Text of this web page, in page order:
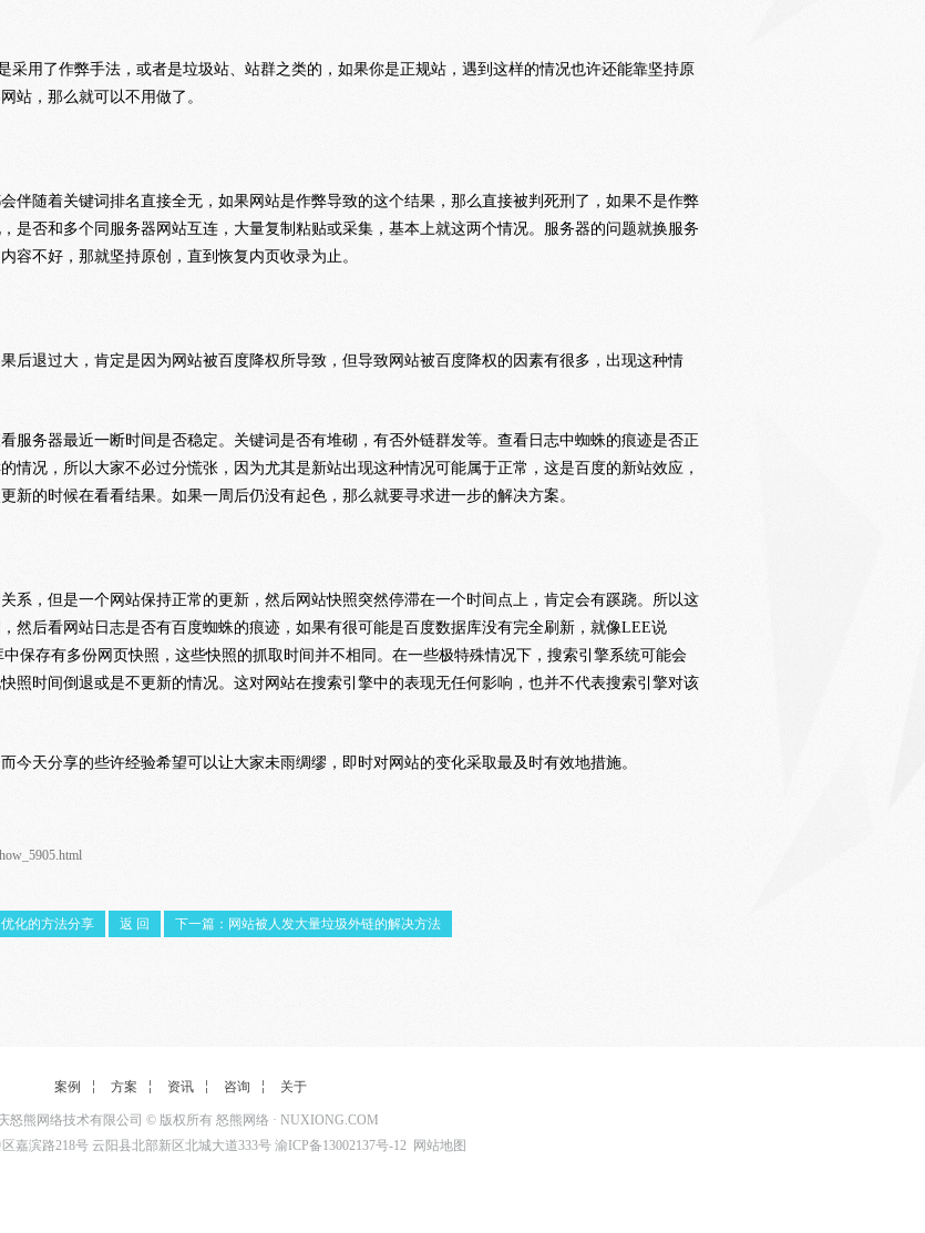
采用了作弊手法，或者是垃圾站、站群之类的，如果你是正规站，遇到这样的情况也许还能靠坚持原
站，那么就可以不用做了。
伴随着关键词排名直接全无，如果网站是作弊导致的这个结果，那么直接被判死刑了，如果不是作弊
是否和多个同服务器网站互连，大量复制粘贴或采集，基本上就这两个情况。服务器的问题就换服务
容不好，那就坚持原创，直到恢复内页收录为止。
后退过大，肯定是因为网站被百度降权所导致，但导致网站被百度降权的因素有很多，出现这种情
服务器最近一断时间是否稳定。关键词是否有堆砌，有否外链群发等。查看日志中蜘蛛的痕迹是否正
情况，所以大家不必过分慌张，因为尤其是新站出现这种情况可能属于正常，这是百度的新站效应，
新的时候在看看结果。如果一周后仍没有起色，那么就要寻求进一步的解决方案。
系，但是一个网站保持正常的更新，然后网站快照突然停滞在一个时间点上，肯定会有蹊跷。所以这
然后看网站日志是否有百度蜘蛛的痕迹，如果有很可能是百度数据库没有完全刷新，就像LEE说
保存有多份网页快照，这些快照的抓取时间并不相同。在一些极特殊情况下，搜索引擎系统可能会
照时间倒退或是不更新的情况。这对网站在搜索引擎中的表现无任何影响，也并不代表搜索引擎对该
今天分享的些许经验希望可以让大家未雨绸缪，即时对网站的变化采取最及时有效地措施。
化的方法分享 返 回 下一篇：网站被人发大量垃圾外链的解决方法
案例 方案 资讯 咨询 关于
怒熊网络技术有限公司 © 版权所有 怒熊网络 · NUXIONG.COM
嘉滨路218号 云阳县北部新区北城大道333号 渝ICP备13002137号-12 网站地图